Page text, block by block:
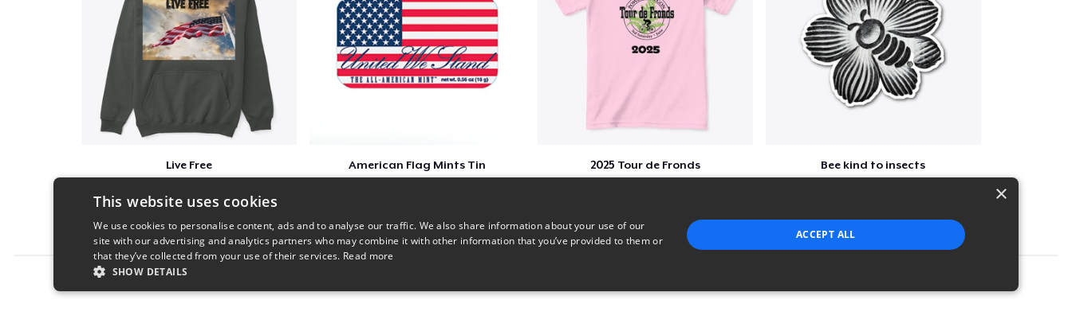
Live Free American Flag Mints Tin 2025 Tour de Fronds Bee kind to insects
×
This website uses cookies
We use cookies to personalise content, ads and to analyse our traffic. We also share information about your use of our
site with our advertising and analytics partners who may combine it with other information that you’ve provided to them or
that they’ve collected from your use of their services. Read more
SHOW DETAILS
ACCEPT ALL